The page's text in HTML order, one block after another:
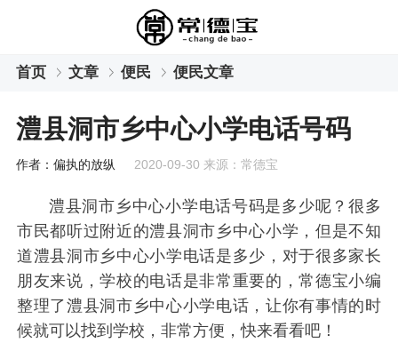
首页 文章 便民 便民文章
澧县洞市乡中心小学电话号码
作者：偏执的放纵 2020-09-30 来源：常德宝
澧县洞市乡中心小学电话号码是多少呢？很多
市民都听过附近的澧县洞市乡中心小学，但是不知
道澧县洞市乡中心小学电话是多少，对于很多家长
朋友来说，学校的电话是非常重要的，常德宝小编
整理了澧县洞市乡中心小学电话，让你有事情的时
候就可以找到学校，非常方便，快来看看吧！